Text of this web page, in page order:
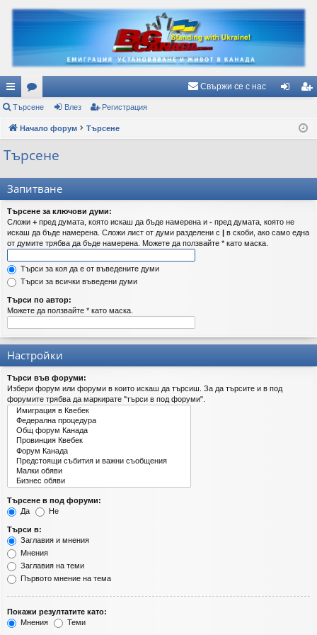
ъ
рз
и
ъз
ки
ор
ум
Свържи се с нас
ис
Търсене Влез Регистрация
Начало форум Търсене
Търсене
Запитване
Търсене за ключови думи:
Сложи + пред думата, която искаш да бъде намерена и - пред думата, която не
искаш да бъде намерена. Сложи лист от думи разделени с | в скоби, ако само една
от думите трябва да бъде намерена. Можете да ползвайте * като маска.
Търси за коя да е от въведените думи
Търси за всички въведени думи
Търси по автор:
Можете да ползвайте * като маска.
Настройки
Търси във форуми:
Избери форум или форуми в които искаш да търсиш. За да търсите и в под
форумите трябва да маркирате "търси в под форуми".
Търсене в под форуми:
Да
Не
Търси в:
Заглавия и мнения
Мнения
Заглавия на теми
Първото мнение на тема
Покажи резултатите като:
Мнения
Теми